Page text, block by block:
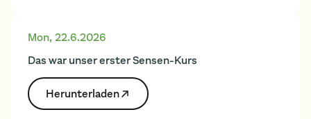
Mon, 22.6.2026
Das war unser erster Sensen-Kurs
Herunter­laden